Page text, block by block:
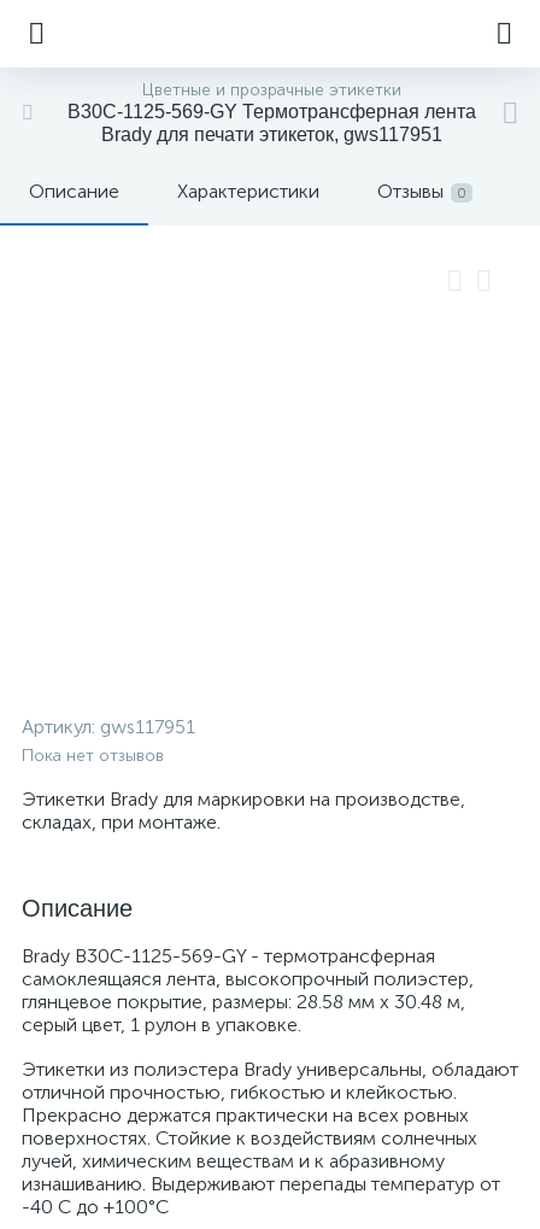
Цветные и прозрачные этикетки
B30C-1125-569-GY Термотрансферная лента
Brady для печати этикеток, gws117951
Описание Характеристики Отзывы 0
Артикул: gws117951
Пока нет отзывов
Этикетки Brady для маркировки на производстве,
складах, при монтаже.
Описание
Brady B30C-1125-569-GY - термотрансферная
самоклеящаяся лента, высокопрочный полиэстер,
глянцевое покрытие, размеры: 28.58 мм х 30.48 м,
серый цвет, 1 рулон в упаковке.
Этикетки из полиэстера Brady универсальны, обладают
отличной прочностью, гибкостью и клейкостью.
Прекрасно держатся практически на всех ровных
поверхностях. Стойкие к воздействиям солнечных
лучей, химическим веществам и к абразивному
изнашиванию. Выдерживают перепады температур от
-40 С до +100°С